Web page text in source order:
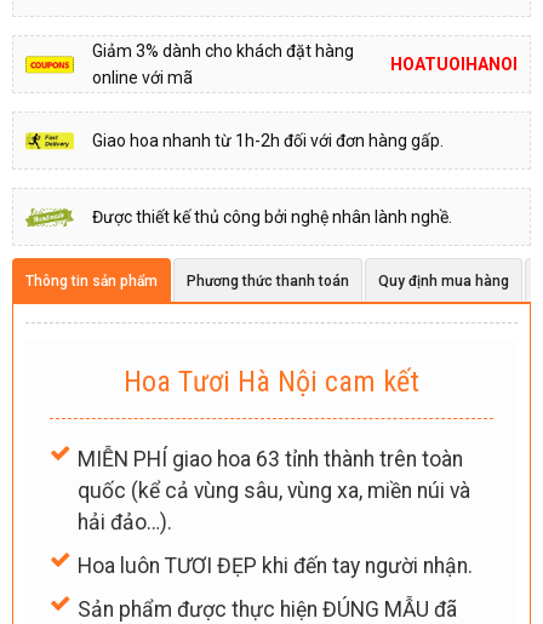
Giảm 3% dành cho khách đặt hàng
online với mã
HOATUOIHANOI
Giao hoa nhanh từ 1h-2h đối với đơn hàng gấp.
Được thiết kế thủ công bởi nghệ nhân lành nghề.
Thông tin sản phẩm Phương thức thanh toán Quy định mua hàng
Hoa Tươi Hà Nội cam kết
MIỄN PHÍ giao hoa 63 tỉnh thành trên toàn
quốc (kể cả vùng sâu, vùng xa, miền núi và
hải đảo…).
Hoa luôn TƯƠI ĐẸP khi đến tay người nhận.
Sản phẩm được thực hiện ĐÚNG MẪU đã